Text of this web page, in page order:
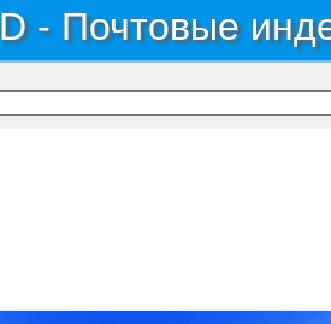
- Почтовые